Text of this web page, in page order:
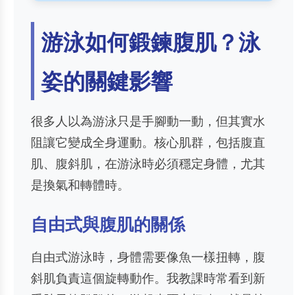
游泳如何鍛鍊腹肌？泳
姿的關鍵影響
很多人以為游泳只是手腳動一動，但其實水
阻讓它變成全身運動。核心肌群，包括腹直
肌、腹斜肌，在游泳時必須穩定身體，尤其
是換氣和轉體時。
自由式與腹肌的關係
自由式游泳時，身體需要像魚一樣扭轉，腹
斜肌負責這個旋轉動作。我教課時常看到新